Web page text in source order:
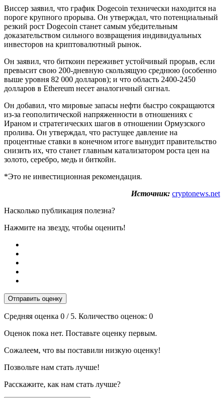
Виссер заявил, что график Dogecoin технически находится на
пороге крупного прорыва. Он утверждал, что потенциальный
резкий рост Dogecoin станет самым убедительным
доказательством сильного возвращения индивидуальных
инвесторов на криптовалютный рынок.
Он заявил, что биткоин переживет устойчивый прорыв, если
превысит свою 200-дневную скользящую среднюю (особенно
выше уровня 82 000 долларов); и что область 2400-2450
долларов в Ethereum несет аналогичный сигнал.
Он добавил, что мировые запасы нефти быстро сокращаются
из-за геополитической напряженности в отношениях с
Ираном и стратегических шагов в отношении Ормузского
пролива. Он утверждал, что растущее давление на
процентные ставки в конечном итоге вынудит правительство
снизить их, что станет главным катализатором роста цен на
золото, серебро, медь и биткойн.
*Это не инвестиционная рекомендация.
Источник: cryptonews.net
Насколько публикация полезна?
Нажмите на звезду, чтобы оценить!
Отправить оценку
Средняя оценка 0 / 5. Количество оценок: 0
Оценок пока нет. Поставьте оценку первым.
Сожалеем, что вы поставили низкую оценку!
Позвольте нам стать лучше!
Расскажите, как нам стать лучше?